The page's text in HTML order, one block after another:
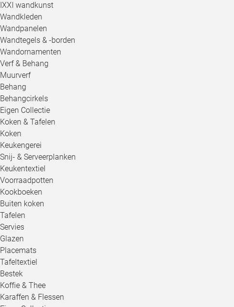
IXXI wandkunst
Wandkleden
Wandpanelen
Wandtegels & -borden
Wandornamenten
Verf & Behang
Muurverf
Behang
Behangcirkels
Eigen Collectie
Koken & Tafelen
Koken
Keukengerei
Snij- & Serveerplanken
Keukentextiel
Voorraadpotten
Kookboeken
Buiten koken
Tafelen
Servies
Glazen
Placemats
Tafeltextiel
Bestek
Koffie & Thee
Karaffen & Flessen